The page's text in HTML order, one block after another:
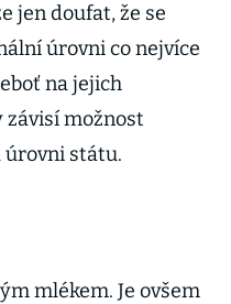
jen doufat, že se
úrovni co nejvíce
na jejich
možnost
úrovni státu.
mlékem. Je ovšem